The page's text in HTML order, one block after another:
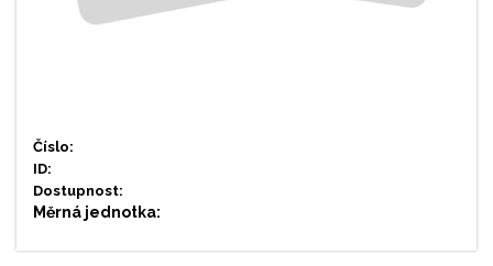
Číslo:
ID:
Dostupnost:
Měrná jednotka: